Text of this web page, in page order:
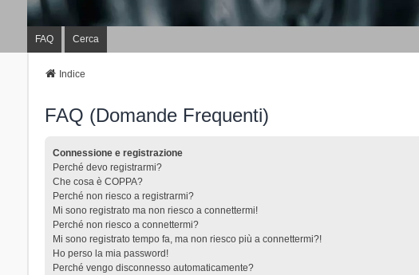
FAQ Cerca
Indice
FAQ (Domande Frequenti)
Connessione e registrazione
Perché devo registrarmi?
Che cosa è COPPA?
Perché non riesco a registrarmi?
Mi sono registrato ma non riesco a connettermi!
Perché non riesco a connettermi?
Mi sono registrato tempo fa, ma non riesco più a connettermi?!
Ho perso la mia password!
Perché vengo disconnesso automaticamente?